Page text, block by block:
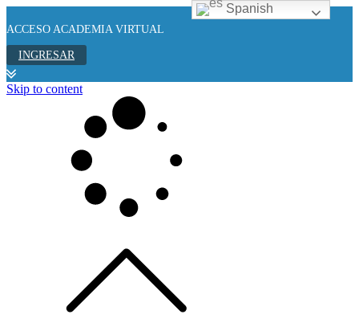
ACCESO ACADEMIA VIRTUAL
INGRESAR
Skip to content
Spanish